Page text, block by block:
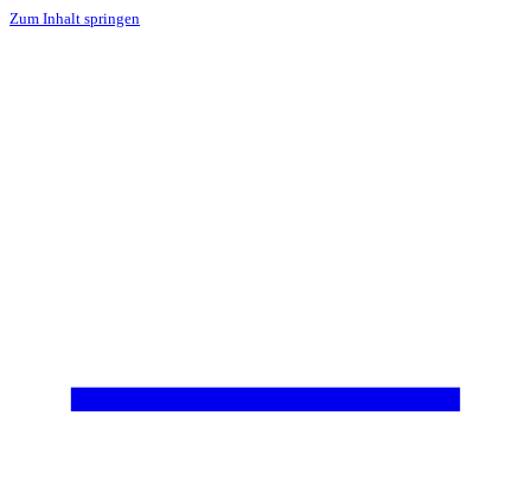
Zum Inhalt springen